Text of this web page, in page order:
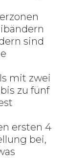
sind
mit zwei
zu fünf
ersten 4
bei,